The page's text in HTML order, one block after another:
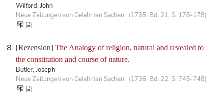
Wilford, John
Neue Zeitungen von Gelehrten Sachen. (1735, Bd. 21, S. 176-178)
[Rezension] The Analogy of religion, natural and revealed to
the constitution and course of nature.
Butler, Joseph
Neue Zeitungen von Gelehrten Sachen. (1736, Bd. 22, S. 745-748)